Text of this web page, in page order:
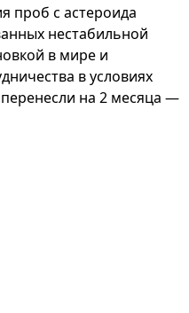
проб с астероида
нестабильной
в мире и
в условиях
на 2 месяца —